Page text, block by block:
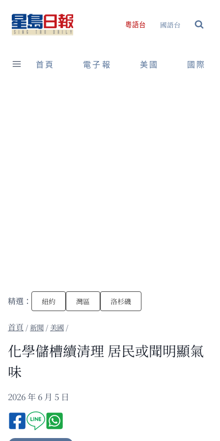
content
粵語台 國語台
首頁 電子報 美國 國際
精選： 紐約 灣區 洛杉磯
/新聞 / 美國 /
化學儲槽續清理 居民或聞明顯氣
味
2026 年 6 月 5 日